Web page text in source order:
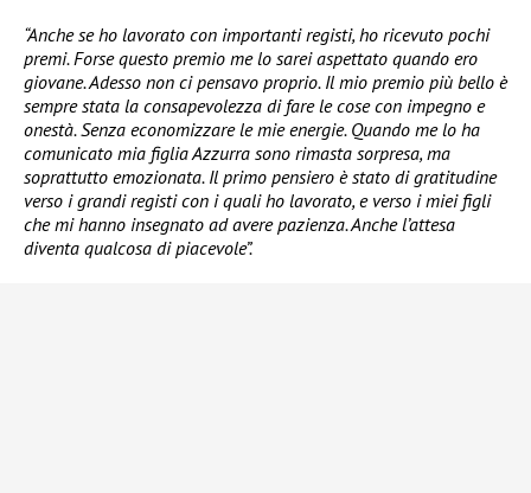
“Anche se ho lavorato con importanti registi, ho ricevuto pochi
premi. Forse questo premio me lo sarei aspettato quando ero
giovane. Adesso non ci pensavo proprio. Il mio premio più bello è
sempre stata la consapevolezza di fare le cose con impegno e
onestà. Senza economizzare le mie energie. Quando me lo ha
comunicato mia figlia Azzurra sono rimasta sorpresa, ma
soprattutto emozionata. Il primo pensiero è stato di gratitudine
verso i grandi registi con i quali ho lavorato, e verso i miei figli
che mi hanno insegnato ad avere pazienza. Anche l’attesa
diventa qualcosa di piacevole”.